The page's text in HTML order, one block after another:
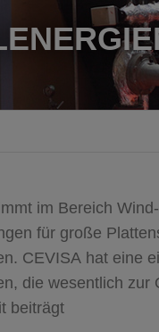
Reversible
im Bereich
für große
CEVISA hat eine
die wesentlich zur
beiträgt